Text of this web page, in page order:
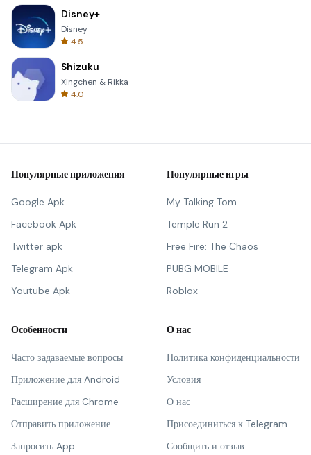
Disney+
Disney
4.5
Shizuku
Xingchen & Rikka
4.0
Популярные приложения
Google Apk
Facebook Apk
Twitter apk
Telegram Apk
Youtube Apk
Популярные игры
My Talking Tom
Temple Run 2
Free Fire: The Chaos
PUBG MOBILE
Roblox
Особенности
Часто задаваемые вопросы
Приложение для Android
Расширение для Chrome
Отправить приложение
Запросить App
О нас
Политика конфиденциальности
Условия
О нас
Присоединиться к Telegram
Сообщить и отзыв